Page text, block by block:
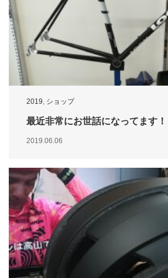
2019, ショップ
最近非常にお世話になってます！
2019.06.06